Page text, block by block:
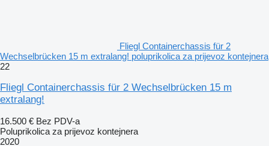
Fliegl Containerchassis für 2
Wechselbrücken 15 m extralang! poluprikolica za prijevoz kontejnera
22
Fliegl Containerchassis für 2 Wechselbrücken 15 m
extralang!
16.500 € Bez PDV-a
Poluprikolica za prijevoz kontejnera
2020